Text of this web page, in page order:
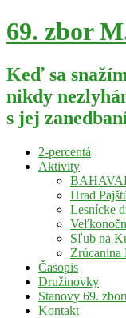
69. zbor
Keď sa
nikdy
s jej
2-percentá
Aktivity
Hrad
Lesnícke
Sľub na
Časopis
Družinovky
Stanovy 69.
Kontakt